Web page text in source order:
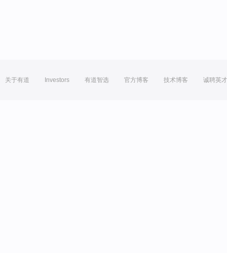
关于有道 Investors 有道智选 官方博客 技术博客 诚聘英才